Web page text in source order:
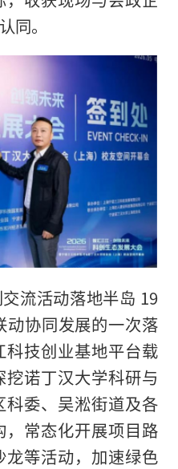
同。
流活动落地半岛 19
动协同发展的一次落
技创业基地平台载
诺丁汉大学科研与
委、吴淞街道及各
常态化开展项目路
等活动，加速绿色